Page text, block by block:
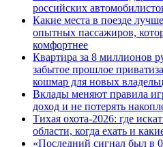
российских
Какие места в поезде
опытных пассажиров,
комфортнее
Квартира за 8 миллионов
забытое прошлое
кошмар для новых
Вклады меняют правила
доход и не потерять
Тихая охота-2026: где
области, когда ехать и
«Последний сигнал был в